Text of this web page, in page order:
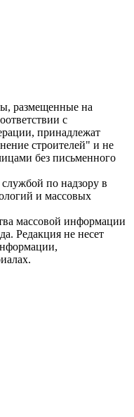
размещенные на
с
принадлежат
строителей" и не
без письменного
по надзору в
и массовых
массовой информации
Редакция не несет